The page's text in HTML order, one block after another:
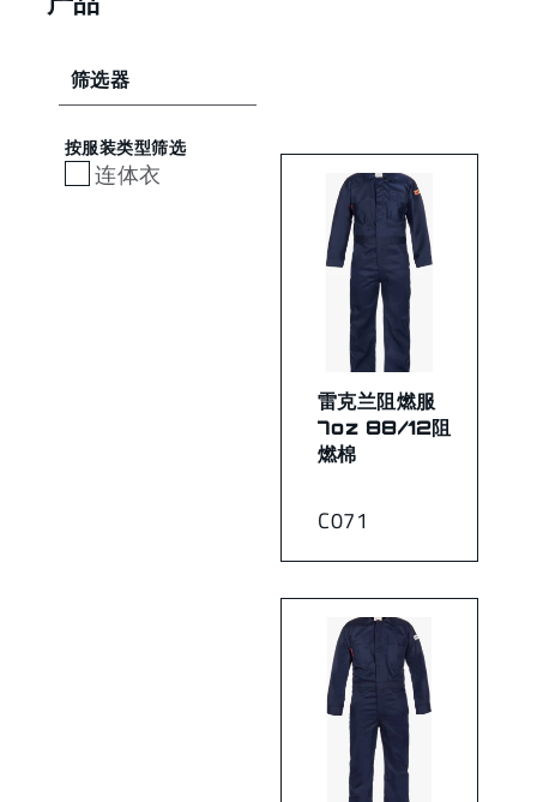
筛选器
按服装类型筛选
连体衣
C071
雷克兰阻燃服
7oz 88/12阻
燃棉